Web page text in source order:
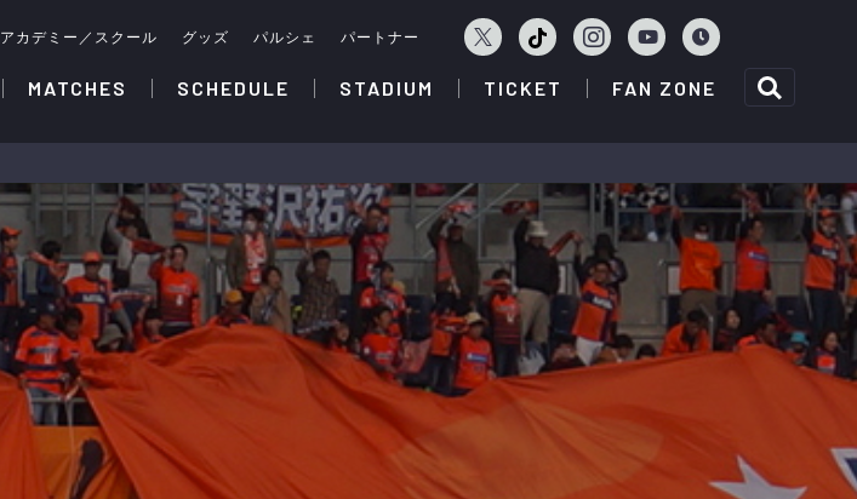
アカデミー／スクール グッズ パルシェ パートナー
MATCHES SCHEDULE STADIUM TICKET FAN ZONE